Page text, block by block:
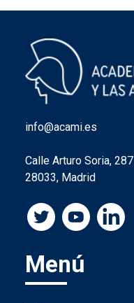
info@acami.es
Calle Arturo Soria, 287
28033, Madrid
Menú